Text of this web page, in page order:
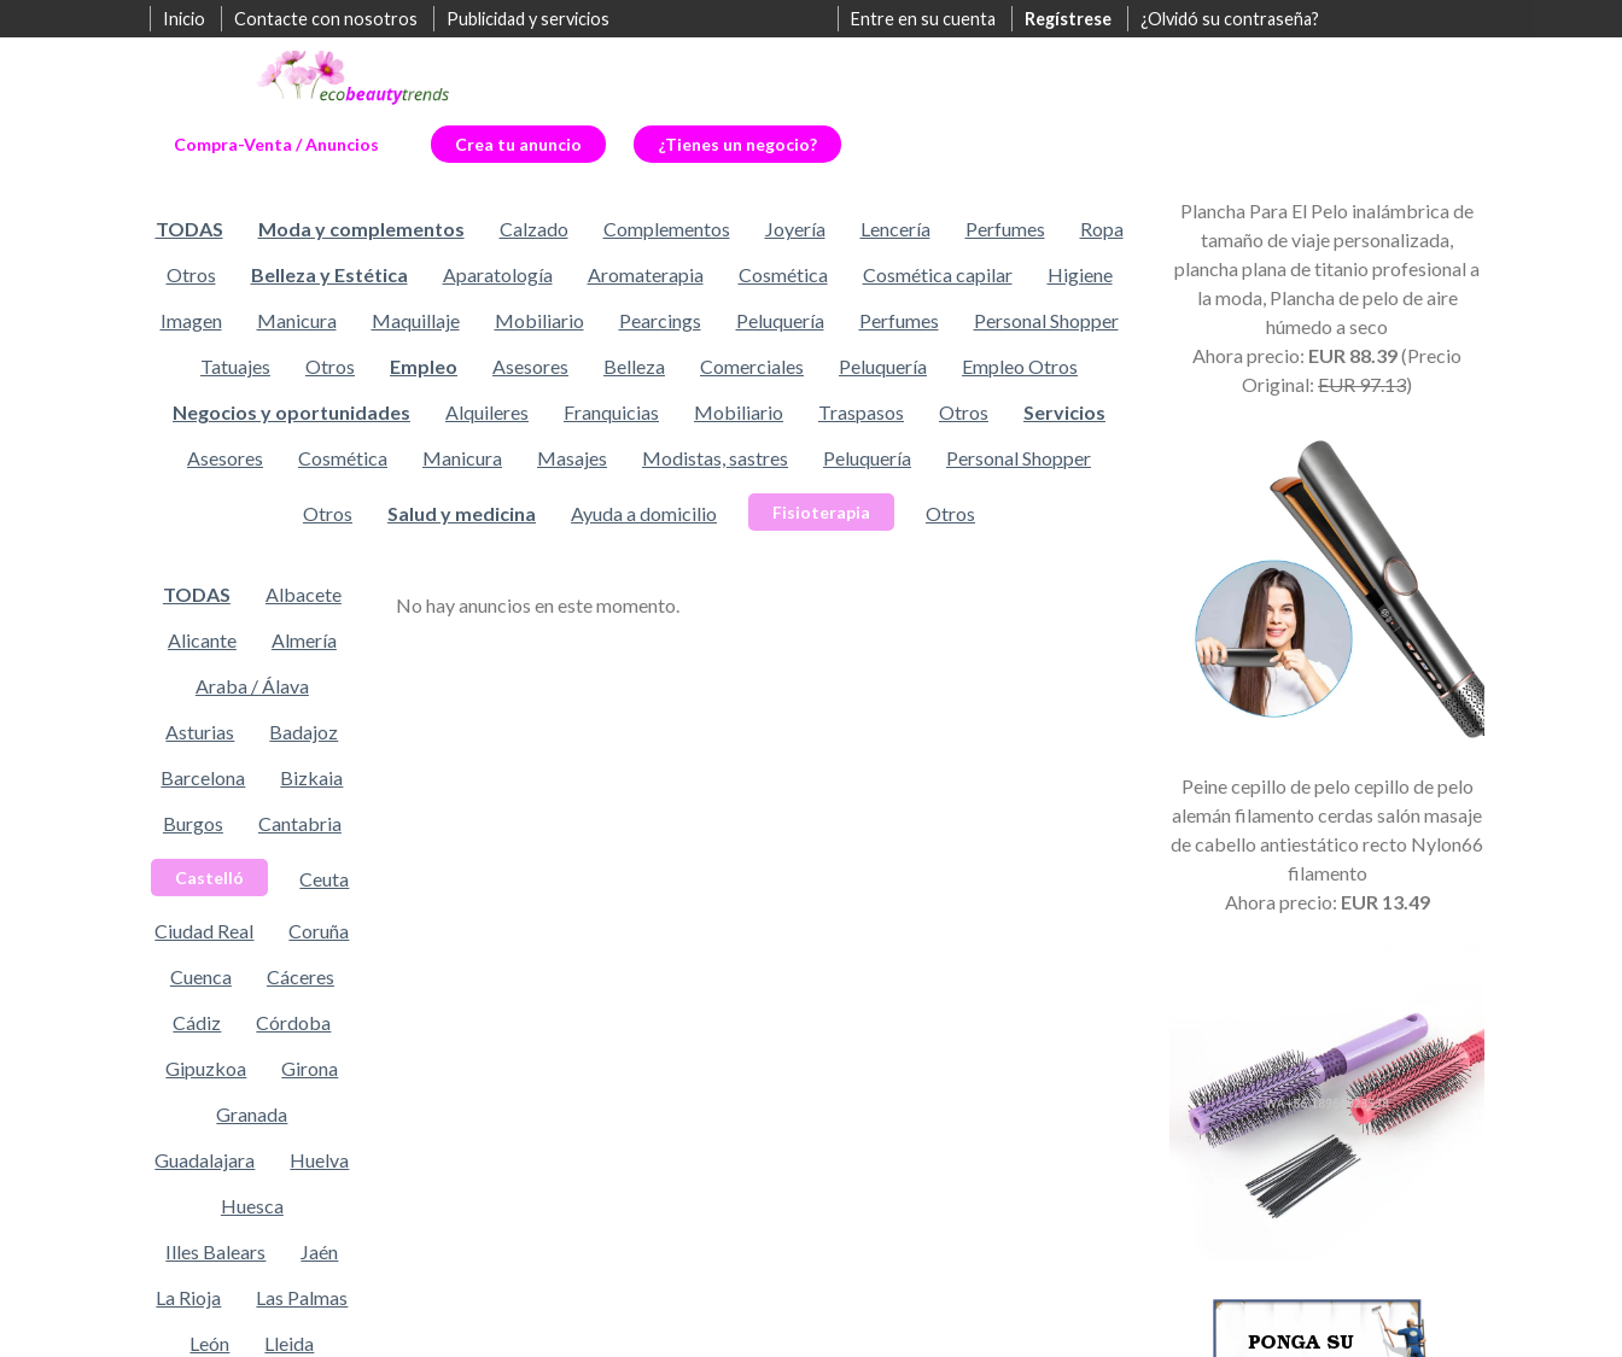
Inicio Contacte con nosotros Publicidad y servicios Entre en su cuenta Regístrese ¿Olvidó su contraseña?
Compra-Venta / Anuncios Crea tu anuncio ¿Tienes un negocio?
TODAS Moda y complementos Calzado Complementos Joyería Lencería Perfumes
Ropa
Otros
Belleza y Estética Aparatología Aromaterapia Cosmética Cosmética capilar
Higiene
Imagen
Manicura Maquillaje Mobiliario Pearcings Peluquería Perfumes
Personal Shopper
Tatuajes
Otros Empleo Asesores Belleza Comerciales Peluquería
Empleo Otros
Negocios y oportunidades
Alquileres Franquicias Mobiliario Traspasos Otros
Servicios
Asesores
Cosmética Manicura Masajes Modistas, sastres Peluquería Personal Shopper
Otros Salud y medicina Ayuda a domicilio Fisioterapia Otros
TODAS
Albacete
Alicante
Almería
Araba / Álava
Asturias
Badajoz
Barcelona
Bizkaia
Burgos
Cantabria
Castelló Ceuta
Ciudad Real
Coruña
Cuenca
Cáceres
Cádiz
Córdoba
Gipuzkoa
Girona
Granada
Guadalajara
Huelva
Huesca
Illes Balears
Jaén
La Rioja
Las Palmas
León
Lleida
No hay anuncios en este momento.
Plancha Para El Pelo inalámbrica de
tamaño de viaje personalizada,
plancha plana de titanio profesional a
la moda, Plancha de pelo de aire
húmedo a seco
Ahora precio: EUR 88.39(Precio
Original: EUR 97.13)
Peine cepillo de pelo cepillo de pelo
alemán filamento cerdas salón masaje
de cabello antiestático recto Nylon66
filamento
Ahora precio: EUR 13.49